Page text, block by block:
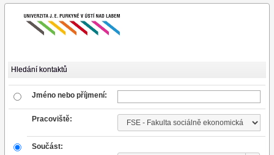
Hledání kontaktů
Jméno nebo příjmení:
Pracoviště:
Součást: